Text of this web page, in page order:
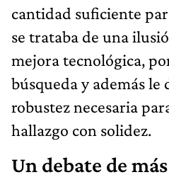
cantidad suficiente
se trataba de una
mejora tecnológica,
búsqueda y además le
robustez necesaria
hallazgo con solidez.
Un debate de